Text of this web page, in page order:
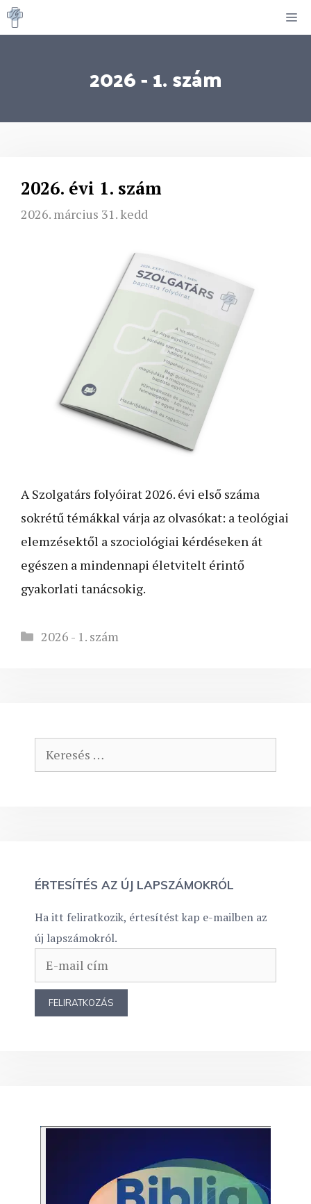
Kilépés
a
2026 - 1. szám
2026. évi 1. szám
2026. március 31. kedd
A Szolgatárs folyóirat 2026. évi első száma
sokrétű témákkal várja az olvasókat: a teológiai
elemzésektől a szociológiai kérdéseken át
egészen a mindennapi életvitelt érintő
gyakorlati tanácsokig.
Kategória
2026 - 1. szám
Keresés:
ÉRTESÍTÉS AZ ÚJ LAPSZÁMOKRÓL
Ha itt feliratkozik, értesítést kap e-mailben az
új lapszámokról.